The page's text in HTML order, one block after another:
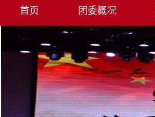
首页 团委概况